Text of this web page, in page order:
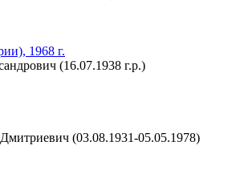
1968 г.
(16.07.1938 г.р.)
(03.08.1931-05.05.1978)